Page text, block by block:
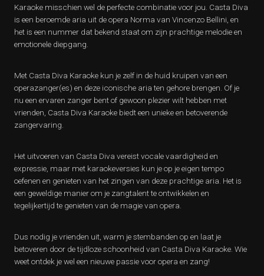
Karaoke misschien wel de perfecte combinatie voor jou. Casta Diva
is een beroemde aria uit de opera Norma van Vincenzo Bellini, en
het is een nummer dat bekend staat om zijn prachtige melodie en
emotionele diepgang.
Met Casta Diva Karaoke kun je zelf in de huid kruipen van een
operazanger(es) en deze iconische aria ten gehore brengen. Of je
nu een ervaren zanger bent of gewoon plezier wilt hebben met
vrienden, Casta Diva Karaoke biedt een unieke en betoverende
zangervaring.
Het uitvoeren van Casta Diva vereist vocale vaardigheid en
expressie, maar met karaokeversies kun je op je eigen tempo
oefenen en genieten van het zingen van deze prachtige aria. Het is
een geweldige manier om je zangtalent te ontwikkelen en
tegelijkertijd te genieten van de magie van opera.
Dus nodig je vrienden uit, warm je stembanden op en laat je
betoveren door de tijdloze schoonheid van Casta Diva Karaoke. Wie
weet ontdek je wel een nieuwe passie voor opera en zang!